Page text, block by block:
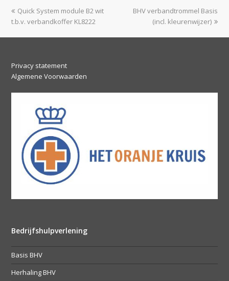
previous
post:
Quick System module B2 wit
t.b.v. verbandkoffer KL8222
next
BHV verbandtrommel Basis
(incl. kleurenwijzer)
Privacy statement
Algemene Voorwaarden
Bedrijfshulpverlening
Basis BHV
Herhaling BHV